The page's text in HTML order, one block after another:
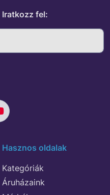
Iratkozz fel:
Hasznos oldalak
Kategóriák
Áruházaink